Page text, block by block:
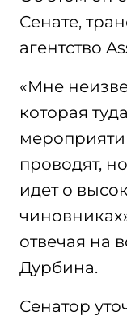
Сенате,
агентство
«Мне
которая
проводят,
идет о
отвечая на
Дурбина.
Сенатор